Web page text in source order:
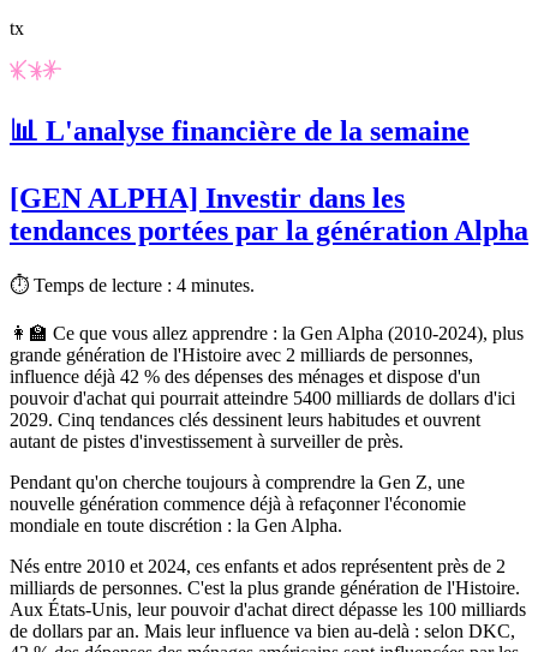
tx
📊 L'analyse financière de la semaine
[GEN ALPHA] Investir dans les
tendances portées par la génération Alpha
⏱ Temps de lecture : 4 minutes.
👩‍🏫 Ce que vous allez apprendre : la Gen Alpha (2010-2024), plus
grande génération de l'Histoire avec 2 milliards de personnes,
influence déjà 42 % des dépenses des ménages et dispose d'un
pouvoir d'achat qui pourrait atteindre 5400 milliards de dollars d'ici
2029. Cinq tendances clés dessinent leurs habitudes et ouvrent
autant de pistes d'investissement à surveiller de près.
Pendant qu'on cherche toujours à comprendre la Gen Z, une
nouvelle génération commence déjà à refaçonner l'économie
mondiale en toute discrétion : la Gen Alpha.
Nés entre 2010 et 2024, ces enfants et ados représentent près de 2
milliards de personnes. C'est la plus grande génération de l'Histoire.
Aux États-Unis, leur pouvoir d'achat direct dépasse les 100 milliards
de dollars par an. Mais leur influence va bien au-delà : selon DKC,